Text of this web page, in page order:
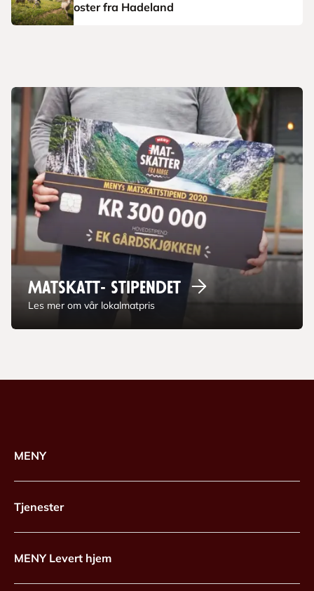
oster fra Hadeland
Matskatt- stipendet
Les mer om vår lokalmatpris
MENY
Tjenester
MENY Levert hjem